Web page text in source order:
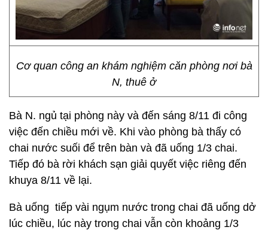
Cơ quan công an khám nghiệm căn phòng nơi bà
N, thuê ở
Bà N. ngủ tại phòng này và đến sáng 8/11 đi công
việc đến chiều mới về. Khi vào phòng bà thấy có
chai nước suối để trên bàn và đã uống 1/3 chai.
Tiếp đó bà rời khách sạn giải quyết việc riêng đến
khuya 8/11 về lại.
Bà uống tiếp vài ngụm nước trong chai đã uống dở
lúc chiều, lúc này trong chai vẫn còn khoảng 1/3